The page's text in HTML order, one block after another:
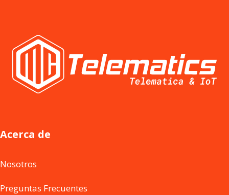
Acerca de
Nosotros
Preguntas Frecuentes